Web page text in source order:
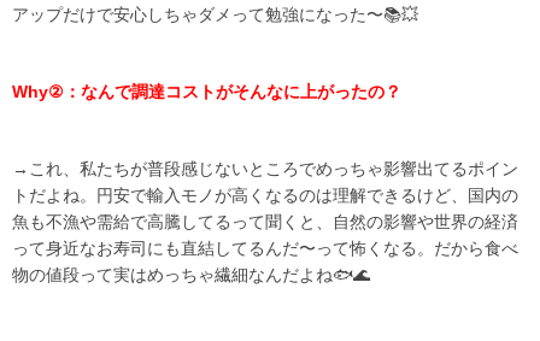
アップだけで安心しちゃダメって勉強になった〜📚💥
Why②：なんで調達コストがそんなに上がったの？
→これ、私たちが普段感じないところでめっちゃ影響出てるポイン
トだよね。円安で輸入モノが高くなるのは理解できるけど、国内の
魚も不漁や需給で高騰してるって聞くと、自然の影響や世界の経済
って身近なお寿司にも直結してるんだ〜って怖くなる。だから食べ
物の値段って実はめっちゃ繊細なんだよね🐟🌊